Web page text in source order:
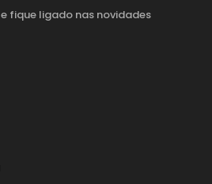
e fique ligado nas novidades